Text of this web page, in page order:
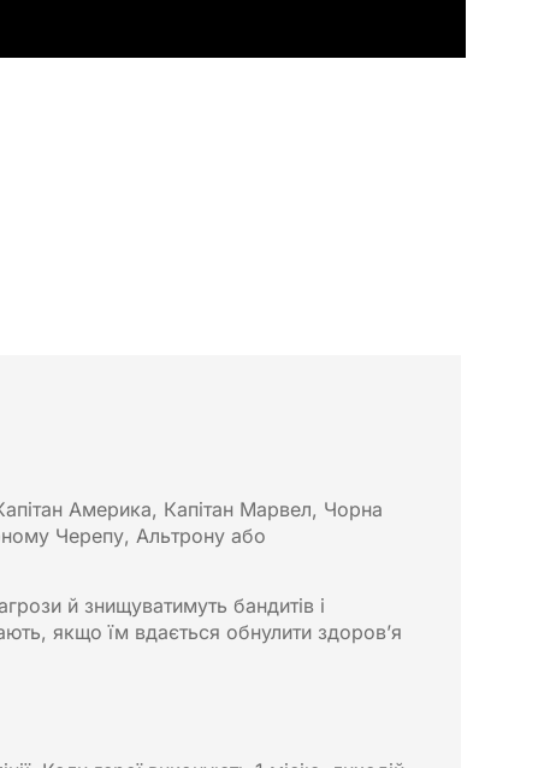
Америка, Капітан Марвел, Чорна
Черепу, Альтрону або
й знищуватимуть бандитів і
якщо їм вдається обнулити здоров’я